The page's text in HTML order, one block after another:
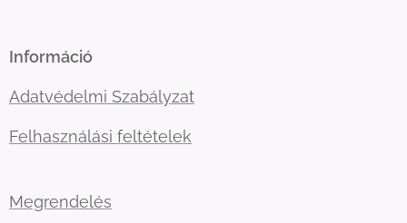
Információ
Adatvédelmi Szabályzat
Felhasználási feltételek
Megrendelés